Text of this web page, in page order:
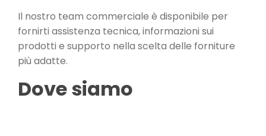
Il nostro team commerciale è disponibile per
fornirti assistenza tecnica, informazioni sui
prodotti e supporto nella scelta delle forniture
più adatte.
Dove siamo